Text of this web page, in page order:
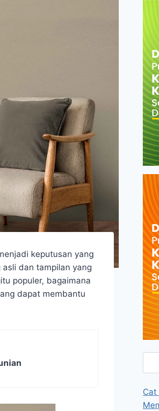
keputusan yang
dan tampilan yang
populer, bagaimana
dapat membantu
Cat